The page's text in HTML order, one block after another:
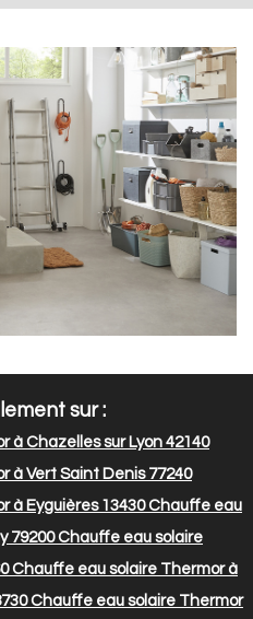
sur :
à Chazelles sur Lyon 42140
à Vert Saint Denis 77240
à Eyguières 13430Chauffe eau
79200Chauffe eau solaire
Chauffe eau solaire Thermor à
Chauffe eau solaire Thermor